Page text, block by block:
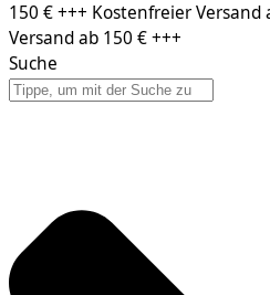
150 € +++ Kostenfreier
Versand ab 150 € +++
Suche